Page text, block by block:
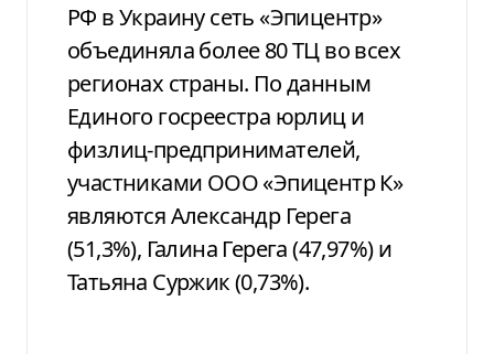
РФ в Украину сеть «Эпицентр»
объединяла более 80 ТЦ во всех
регионах страны. По данным
Единого госреестра юрлиц и
физлиц-предпринимателей,
участниками ООО «Эпицентр К»
являются Александр Герега
(51,3%), Галина Герега (47,97%) и
Татьяна Суржик (0,73%).